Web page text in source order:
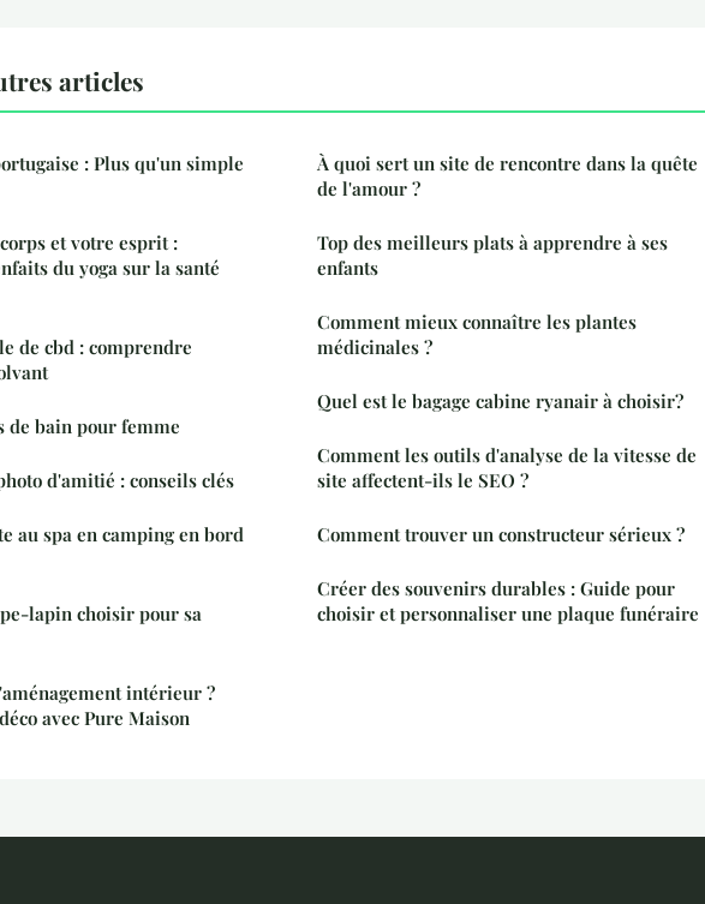
articles
: Plus qu'un simple
et votre esprit :
du yoga sur la santé
de cbd : comprendre
de bain pour femme
d'amitié : conseils clés
au spa en camping en bord
lapin choisir pour sa
intérieur ?
avec Pure Maison
À quoi sert un site de rencontre dans la quête
de l'amour ?
Top des meilleurs plats à apprendre à ses
enfants
Comment mieux connaître les plantes
médicinales ?
Quel est le bagage cabine ryanair à choisir?
Comment les outils d'analyse de la vitesse de
site affectent-ils le SEO ?
Comment trouver un constructeur sérieux ?
Créer des souvenirs durables : Guide pour
choisir et personnaliser une plaque funéraire